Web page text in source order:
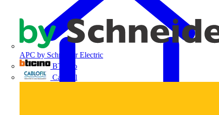
APC by Schneider Electric
BTicino
Cablofil